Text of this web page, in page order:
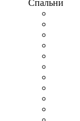
Спальни